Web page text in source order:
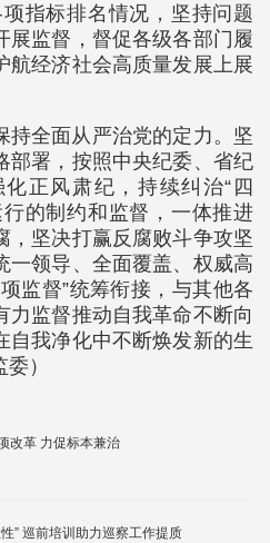
指标排名情况，坚持问题
展监督，督促各级各部门履
航经济社会高质量发展上展
持全面从严治党的定力。坚
部署，按照中央纪委、省纪
正风肃纪，持续纠治“四
的制约和监督，一体推进
，坚决打赢反腐败斗争攻坚
一领导、全面覆盖、权威高
监督”统筹衔接，与其他各
力监督推动自我革命不断向
自我净化中不断焕发新的生
）
改革 力促标本兼治
” 巡前培训助力巡察工作提质